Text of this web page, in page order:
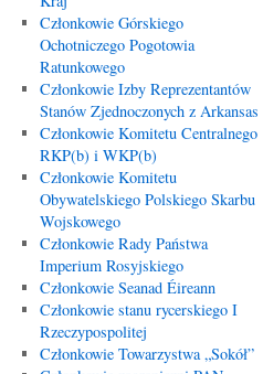
Członkowie Górskiego
Ochotniczego Pogotowia
Ratunkowego
Członkowie Izby Reprezentantów
Stanów Zjednoczonych z Arkansas
Członkowie Komitetu Centralnego
RKP(b) i WKP(b)
Członkowie Komitetu
Obywatelskiego Polskiego Skarbu
Wojskowego
Członkowie Rady Państwa
Imperium Rosyjskiego
Członkowie Seanad Éireann
Członkowie stanu rycerskiego I
Rzeczypospolitej
Członkowie Towarzystwa „Sokół”